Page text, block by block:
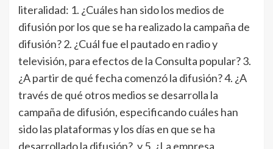
literalidad: 1. ¿Cuáles han sido los medios de
difusión por los que se ha realizado la campaña de
difusión? 2. ¿Cuál fue el pautado en radio y
televisión, para efectos de la Consulta popular? 3.
¿A partir de qué fecha comenzó la difusión? 4. ¿A
través de qué otros medios se desarrolla la
campaña de difusión, especificando cuáles han
sido las plataformas y los días en que se ha
desarrollado la difusión?, y 5. ¿La empresa